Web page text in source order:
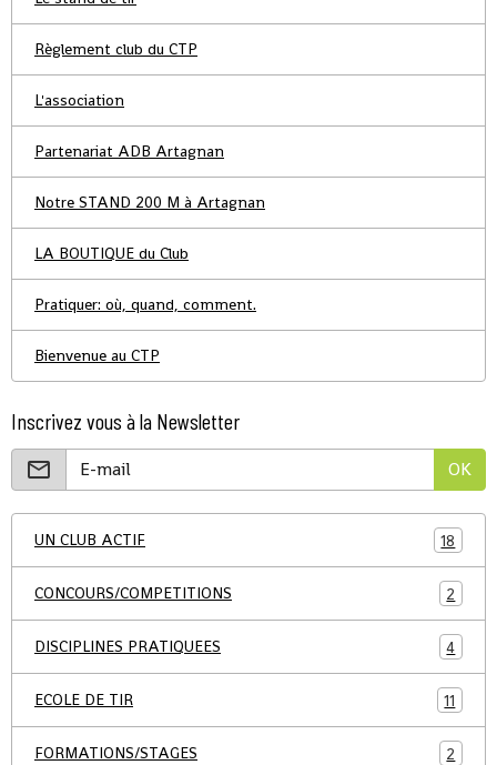
Règlement club du CTP
L'association
Partenariat ADB Artagnan
Notre STAND 200 M à Artagnan
LA BOUTIQUE du Club
Pratiquer: où, quand, comment.
Bienvenue au CTP
Inscrivez vous à la Newsletter
OK
UN CLUB ACTIF 18
CONCOURS/COMPETITIONS 2
DISCIPLINES PRATIQUEES 4
ECOLE DE TIR 11
FORMATIONS/STAGES 2